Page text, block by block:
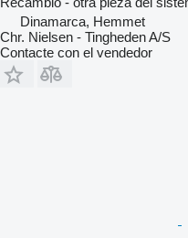
Dinamarca, Hemmet
Chr. Nielsen - Tingheden A/S
Contacte con el vendedor